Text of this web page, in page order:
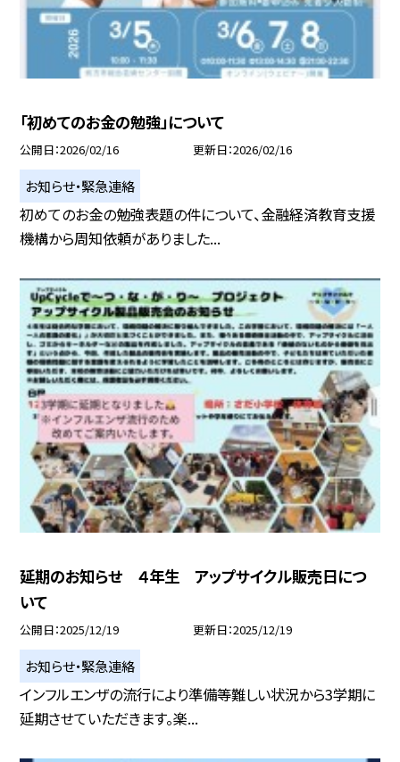
「初めてのお金の勉強」について
公開日 2026/02/16 更新日 2026/02/16
お知らせ・緊急連絡
初めてのお金の勉強表題の件について、金融経済教育支援
機構から周知依頼がありました...
延期のお知らせ ４年生 アップサイクル販売日につ
いて
公開日 2025/12/19 更新日 2025/12/19
お知らせ・緊急連絡
インフルエンザの流行により準備等難しい状況から3学期に
延期させていただきます。楽...